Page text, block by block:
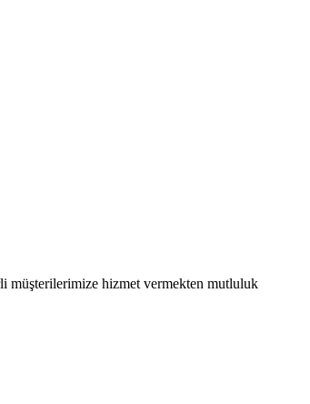
müşterilerimize hizmet vermekten mutluluk